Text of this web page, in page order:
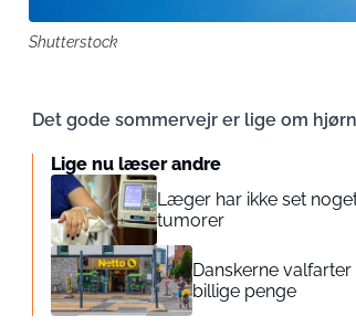
Shutterstock
Det gode sommervejr er lige om
Lige nu læser andre
Læger har ikke set
tumorer
Danskerne valfarter
billige penge